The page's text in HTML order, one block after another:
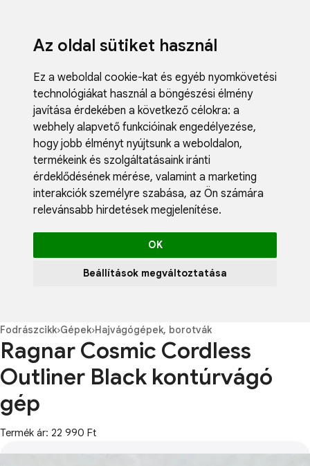
Az oldal sütiket használ
Ez a weboldal cookie-kat és egyéb nyomkövetési
technológiákat használ a böngészési élmény
javítása érdekében a következő célokra: a
webhely alapvető funkcióinak engedélyezése,
hogy jobb élményt nyújtsunk a weboldalon,
termékeink és szolgáltatásaink iránti
érdeklődésének mérése, valamint a marketing
interakciók személyre szabása, az Ön számára
relevánsabb hirdetések megjelenítése.
OK
Beállítások megváltoztatása
Blog
Fodrászcikk›Gépek›Hajvágógépek, borotvák
Ragnar Cosmic Cordless
Outliner Black kontúrvágó
gép
Termék ár: 22 990 Ft